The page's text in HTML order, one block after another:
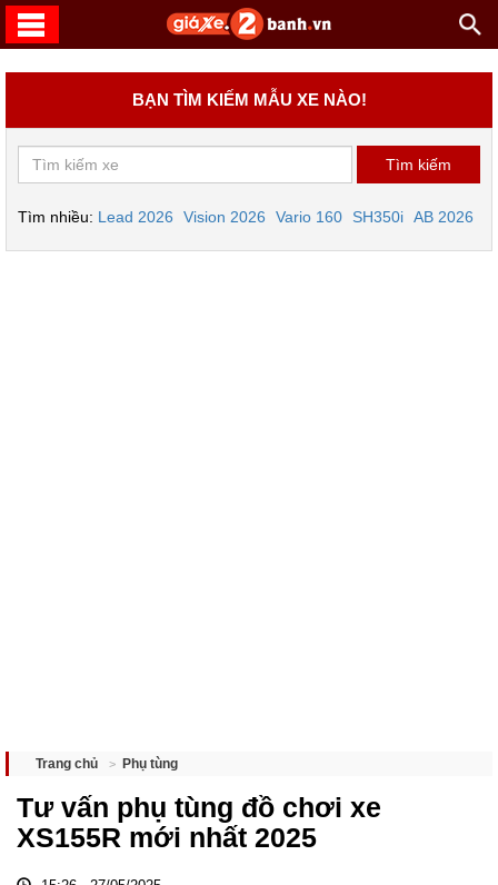
BẠN TÌM KIẾM MẪU XE NÀO!
Tìm nhiều: Lead 2026 Vision 2026 Vario 160 SH350i AB 2026
Trang chủ Phụ tùng
Tư vấn phụ tùng đồ chơi xe
XS155R mới nhất 2025